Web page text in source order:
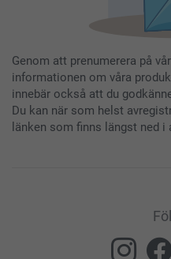
Genom att prenumerera på
informationen om våra
innebär också att du
Du kan när som helst
länken som finns längst ned i